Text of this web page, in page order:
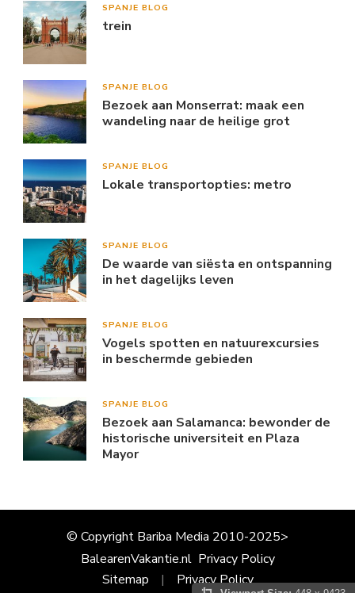
SPANJE BLOG
trein
SPANJE BLOG
Bezoek aan Monserrat: maak een
wandeling naar de heilige grot
SPANJE BLOG
Lokale transportopties: metro
SPANJE BLOG
De waarde van siësta en ontspanning
in het dagelijks leven
SPANJE BLOG
Vogels spotten en natuurexcursies
in beschermde gebieden
SPANJE BLOG
Bezoek aan Salamanca: bewonder de
historische universiteit en Plaza
Mayor
© Copyright Bariba Media 2010-2025>
BalearenVakantie.nl Privacy Policy
Sitemap
Privacy Policy